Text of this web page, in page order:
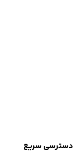
دسترسی سریع